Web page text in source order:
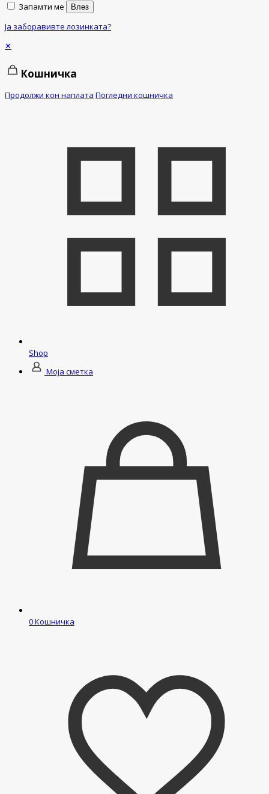
Запамти ме
Влез
Ја заборавивте лозинката?
✕
Кошничка
Продолжи кон наплата Погледни кошничка
Shop
Моја сметка
0Кошничка